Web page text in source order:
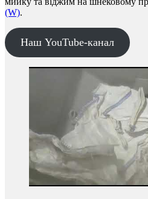
(W).
Наш YouTube-канал